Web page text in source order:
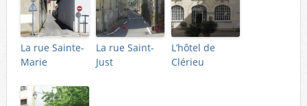
La rue Sainte-
Marie
La rue Saint-
Just
L’hôtel de
Clérieu